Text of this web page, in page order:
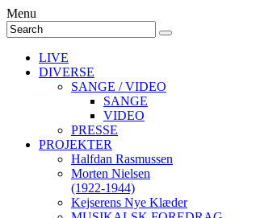
Menu
LIVE
DIVERSE
SANGE / VIDEO
SANGE
VIDEO
PRESSE
PROJEKTER
Halfdan Rasmussen
Morten Nielsen
(1922-1944)
Kejserens Nye Klæder